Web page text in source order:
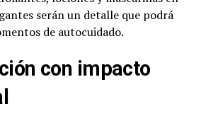
serán un detalle que podrá
de autocuidado.
con impacto